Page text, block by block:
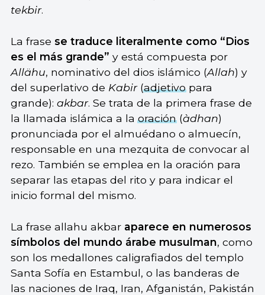
tekbir.
La frase se traduce literalmente como “Dios
es el más grande” y está compuesta por
Allähu, nominativo del dios islámico (Allah) y
del superlativo de Kabir(adjetivopara
grande): akbar. Se trata de la primera frase de
la llamada islámica a laoración(àdhan)
pronunciada por el almuédano o almuecín,
responsable en una mezquita de convocar al
rezo. También se emplea en la oración para
separar las etapas del rito y para indicar el
inicio formal del mismo.
La frase allahu akbar aparece en numerosos
símbolos del mundo árabe musulman, como
son los medallones caligrafiados del templo
Santa Sofía en Estambul, o las banderas de
las naciones de Iraq, Iran, Afganistán, Pakistán